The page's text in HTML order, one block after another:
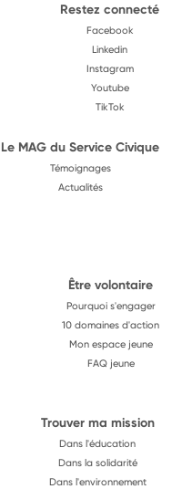
Restez connecté
Facebook
Linkedin
Instagram
Youtube
TikTok
Le MAG du Service Civique
Témoignages
Actualités
Être volontaire
Pourquoi s'engager
10 domaines d'action
Mon espace jeune
FAQ jeune
Trouver ma mission
Dans l'éducation
Dans la solidarité
Dans l'environnement